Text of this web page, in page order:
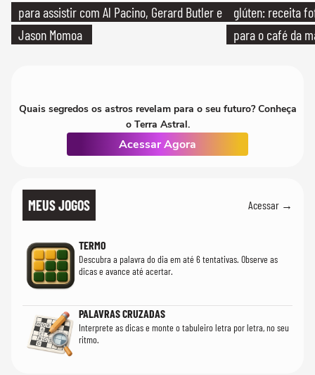
para assistir com Al Pacino, Gerard Butler e
Jason Momoa
glúten: receita
para o café da
Quais segredos os astros revelam para o seu futuro? Conheça
o Terra Astral.
Acessar Agora
MEUS JOGOS Acessar →
TERMO
Descubra a palavra do dia em até 6 tentativas. Observe as
dicas e avance até acertar.
PALAVRAS CRUZADAS
Interprete as dicas e monte o tabuleiro letra por letra, no seu
ritmo.